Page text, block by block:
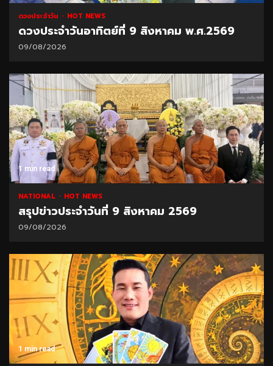
ดวงประจำวัน HOT NEWS
ดวงประจำวันอาทิตย์ที่ 9 สิงหาคม พ.ศ.2569
09/08/2026
1 min read
NATIONAL HOT NEWS
สรุปข่าวประจำวันที่ 9 สิงหาคม 2569
09/08/2026
1 min read